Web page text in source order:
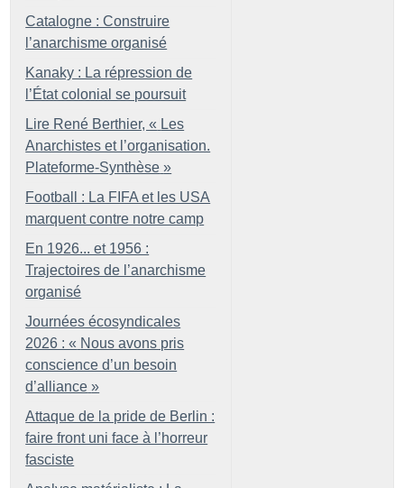
Catalogne : Construire
l’anarchisme organisé
Kanaky : La répression de
l’État colonial se poursuit
Lire René Berthier, « Les
Anarchistes et l’organisation.
Plateforme-Synthèse »
Football : La FIFA et les USA
marquent contre notre camp
En 1926... et 1956 :
Trajectoires de l’anarchisme
organisé
Journées écosyndicales
2026 : « Nous avons pris
conscience d’un besoin
d’alliance »
Attaque de la pride de Berlin :
faire front uni face à l’horreur
fasciste